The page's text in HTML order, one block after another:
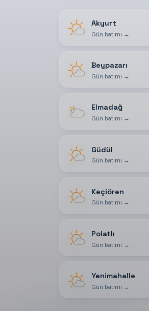
Akyurt
Gün batımı →
Beypazarı
Gün batımı →
Elmadağ
Gün batımı →
Güdül
Gün batımı →
Keçiören
Gün batımı →
Polatlı
Gün batımı →
Yenimahalle
Gün batımı →